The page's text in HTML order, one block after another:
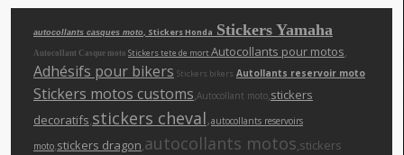
autocollants casques moto , Stickers Honda Stickers Yamaha
Autocollant Casque moto Stickers tete de mortAutocollants pour motos
Adhésifs pour bikers Stickers bikers Autollants reservoir moto
Stickers motos customs Autocollant moto stickers
decoratifs stickers cheval,autocollants reservoirs
moto stickers dragon autocollants motos ,stickers